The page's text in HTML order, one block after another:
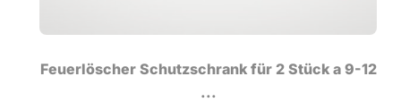
Feuerlöscher Schutzschrank für 2 Stück a 9-12
...